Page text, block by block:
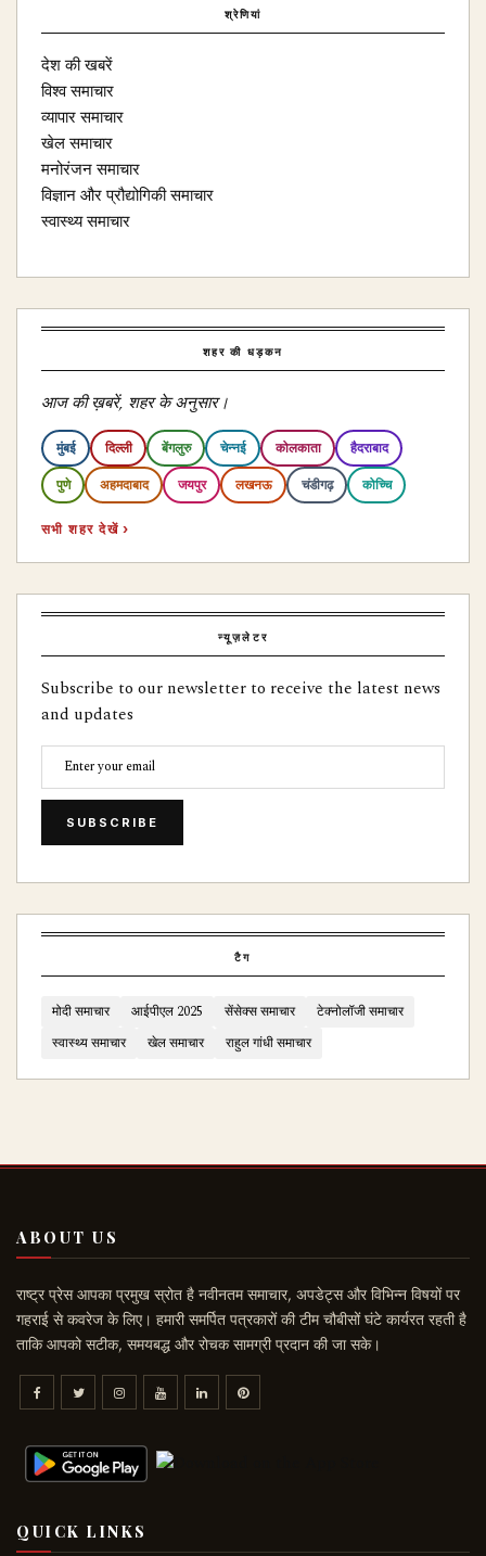
श्रेणियां
देश की खबरें
विश्व समाचार
व्यापार समाचार
खेल समाचार
मनोरंजन समाचार
विज्ञान और प्रौद्योगिकी समाचार
स्वास्थ्य समाचार
शहर की धड़कन
आज की ख़बरें, शहर के अनुसार।
मुंबई दिल्ली बेंगलुरु चेन्नई कोलकाता हैदराबाद
पुणे अहमदाबाद जयपुर लखनऊ चंडीगढ़ कोच्चि
सभी शहर देखें ›
न्यूज़लेटर
Subscribe to our newsletter to receive the latest news
and updates
SUBSCRIBE
टैग
मोदी समाचार आईपीएल 2025 सेंसेक्स समाचार
टेक्नोलॉजी समाचार
स्वास्थ्य समाचार
खेल समाचार राहुल गांधी समाचार
ABOUT US
राष्ट्र प्रेस आपका प्रमुख स्रोत है नवीनतम समाचार, अपडेट्स और विभिन्न विषयों पर
गहराई से कवरेज के लिए। हमारी समर्पित पत्रकारों की टीम चौबीसों घंटे कार्यरत रहती है
ताकि आपको सटीक, समयबद्ध और रोचक सामग्री प्रदान की जा सके।
QUICK LINKS